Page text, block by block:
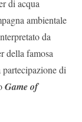
di acqua
ambientale
da
della famosa
partecipazione di
Game of